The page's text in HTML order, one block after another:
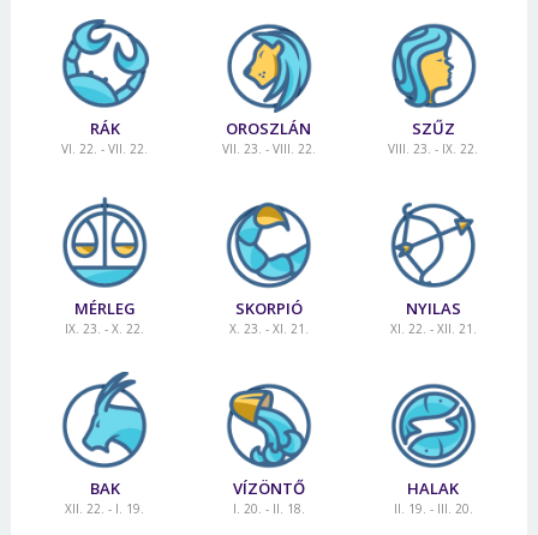
RÁK
VI. 22. - VII. 22.
OROSZLÁN
VII. 23. - VIII. 22.
SZŰZ
VIII. 23. - IX. 22.
MÉRLEG
IX. 23. - X. 22.
SKORPIÓ
X. 23. - XI. 21.
NYILAS
XI. 22. - XII. 21.
BAK
XII. 22. - I. 19.
VÍZÖNTŐ
I. 20. - II. 18.
HALAK
II. 19. - III. 20.